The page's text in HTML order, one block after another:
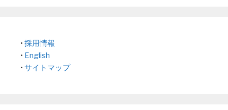
• 採用情報
• English
• サイトマップ